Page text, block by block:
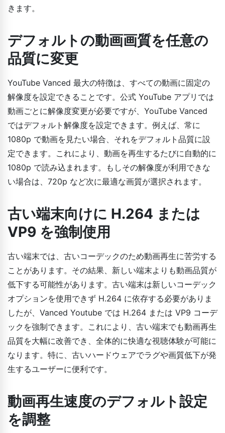
きます。
デフォルトの動画画質を任意の
品質に変更
YouTube Vanced 最大の特徴は、すべての動画に固定の
解像度を設定できることです。公式 YouTube アプリでは
動画ごとに解像度変更が必要ですが、YouTube Vanced
ではデフォルト解像度を設定できます。例えば、常に
1080p で動画を見たい場合、それをデフォルト品質に設
定できます。これにより、動画を再生するたびに自動的に
1080p で読み込まれます。もしその解像度が利用できな
い場合は、720p など次に最適な画質が選択されます。
古い端末向けに H.264 または
VP9 を強制使用
古い端末では、古いコーデックのため動画再生に苦労する
ことがあります。その結果、新しい端末よりも動画品質が
低下する可能性があります。古い端末は新しいコーデック
オプションを使用できず H.264 に依存する必要がありま
したが、Vanced Youtube では H.264 または VP9 コーデ
ックを強制できます。これにより、古い端末でも動画再生
品質を大幅に改善でき、全体的に快適な視聴体験が可能に
なります。特に、古いハードウェアでラグや画質低下が発
生するユーザーに便利です。
動画再生速度のデフォルト設定
を調整